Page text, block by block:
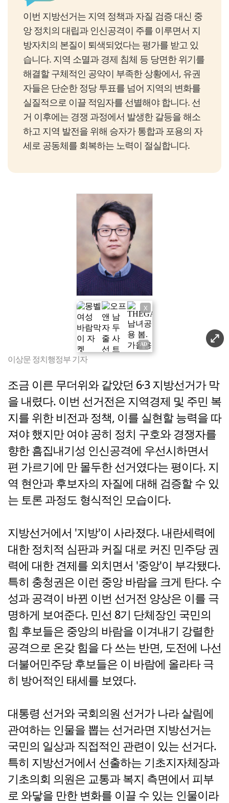
이번 지방선거는 지역 정책과 자질 검증 대신 중
앙 정치의 대립과 인신공격이 주를 이루면서 지
방자치의 본질이 퇴색되었다는 평가를 받고 있
습니다. 지역 소멸과 경제 침체 등 당면한 위기를
해결할 구체적인 공약이 부족한 상황에서, 유권
자들은 단순한 정당 투표를 넘어 지역의 변화를
실질적으로 이끌 적임자를 선별해야 합니다. 선
거 이후에는 경쟁 과정에서 발생한 갈등을 해소
하고 지역 발전을 위해 승자가 통합과 포용의 자
세로 공동체를 회복하는 노력이 절실합니다.
X
이상문 정치행정부 기자
조금 이른 무더위와 같았던 6·3 지방선거가 막
을 내렸다. 이번 선거전은 지역경제 및 주민 복
지를 위한 비전과 정책, 이를 실현할 능력을 따
져야 했지만 여야 공히 정치 구호와 경쟁자를
향한 흠집내기성 인신공격에 우선시하면서
편 가르기에 만 몰두한 선거였다는 평이다. 지
역 현안과 후보자의 자질에 대해 검증할 수 있
는 토론 과정도 형식적인 모습이다.
지방선거에서 '지방'이 사라졌다. 내란세력에
대한 정치적 심판과 커질 대로 커진 민주당 권
력에 대한 견제를 외치면서 '중앙'이 부각됐다.
특히 충청권은 이런 중앙 바람을 크게 탄다. 수
성과 공격이 바뀐 이번 선거전 양상은 이를 극
명하게 보여준다. 민선 8기 단체장인 국민의
힘 후보들은 중앙의 바람을 이겨내기 강렬한
공격으로 온갖 힘을 다 쓰는 반면, 도전에 나선
더불어민주당 후보들은 이 바람에 올라타 극
히 방어적인 태세를 보였다.
대통령 선거와 국회의원 선거가 나라 살림에
관여하는 인물을 뽑는 선거라면 지방선거는
국민의 일상과 직접적인 관련이 있는 선거다.
특히 지방선거에서 선출하는 기초지자체장과
기초의회 의원은 교통과 복지 측면에서 피부
로 와닿을 만한 변화를 이끌 수 있는 인물이라